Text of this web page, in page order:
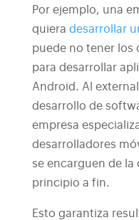
Por ejemplo, una
quiera desarrollar
puede no tener los
para desarrollar
Android. Al
desarrollo de
empresa
desarrolladores
se encarguen de la
principio a fin.
Esto garantiza